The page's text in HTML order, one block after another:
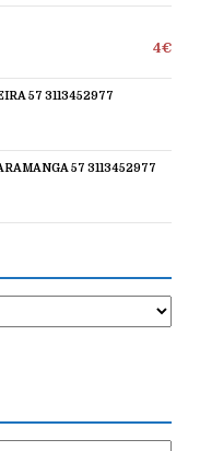
4€
57 3113452977
57 3113452977